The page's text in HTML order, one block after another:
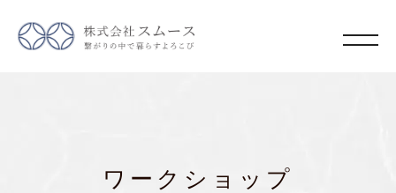
ワークショップ